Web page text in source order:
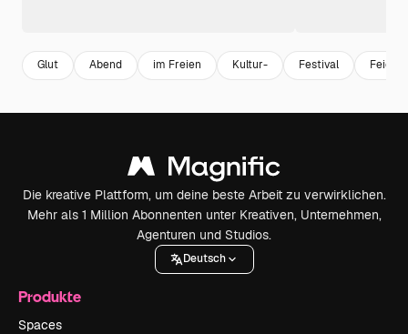
Glut Abend im Freien Kultur- Festival Feier
Die kreative Plattform, um deine beste Arbeit zu verwirklichen.
Mehr als 1 Million Abonnenten unter Kreativen, Unternehmen,
Agenturen und Studios.
Deutsch
Produkte
Spaces